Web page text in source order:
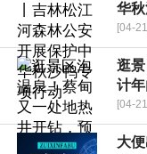
华
[04-
逛
计
[04-
大